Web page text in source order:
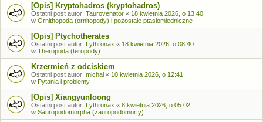
[Opis] Kryptohadros (kryptohadros)
Ostatni post autor: Taurovenator « 18 kwietnia 2026, o 13:40
w Ornithopoda (ornitopody) i pozostałe ptasiomiedniczne
[Opis] Ptychotherates
Ostatni post autor: Lythronax « 18 kwietnia 2026, o 08:40
w Theropoda (teropody)
Krzermień z odciskiem
Ostatni post autor: michal « 10 kwietnia 2026, o 12:41
w Pytania i problemy
[Opis] Xiangyunloong
Ostatni post autor: Lythronax « 8 kwietnia 2026, o 05:02
w Sauropodomorpha (zauropodomorfy)